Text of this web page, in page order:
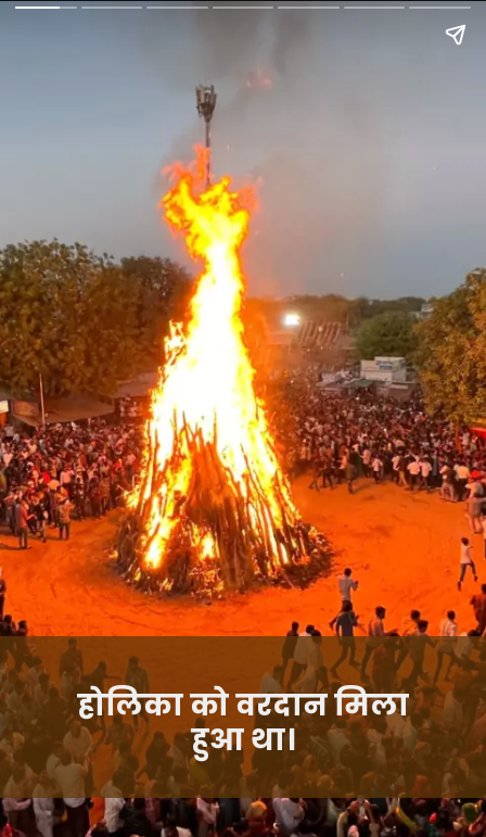
होलिका को वरदान मिला
हुआ था।